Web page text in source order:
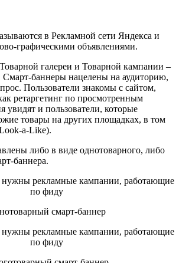
в Рекламной сети Яндекса и
графическими объявлениями.
галереи и Товарной кампании –
Смарт-баннеры нацелены на аудиторию,
Пользователи знакомы с сайтом,
ретаргетинг по просмотренным
увидят и пользователи, которые
товары на других площадках, в том
a-Like).
либо в виде однотоварного, либо
баннера.
смарт-баннер